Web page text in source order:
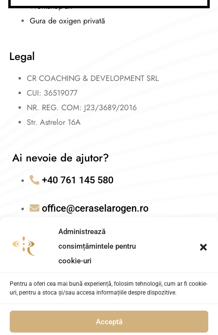
Administrează
consimțămintele pentru
cookie-uri
Pentru a oferi cea mai bună experiență, folosim tehnologii, cum ar fi cookie-
uri, pentru a stoca și/sau accesa informațiile despre dispozitive.
Acceptă
Workshop-uri
Gura de oxigen privată
Legal
CR COACHING & DEVELOPMENT SRL
CUI: 36519077
NR. REG. COM: J23/3689/2016
Str. Astrelor 16A
Ai nevoie de ajutor?
+40 761 145 580
office@ceraselarogen.ro
Cerasela Rogen – Coach Transformational. Powered by